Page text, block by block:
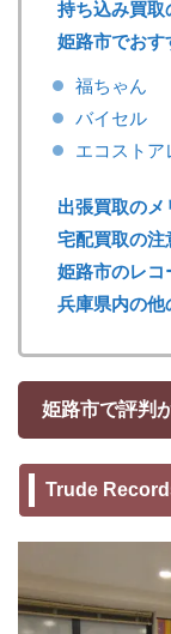
持ち込み買取
姫路市でお
福ちゃん
バイセル
エコストア
出張買取のメ
宅配買取の注
姫路市のレ
兵庫県内の他
姫路市で評判
Trude